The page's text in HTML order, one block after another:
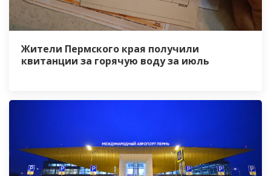
Жители Пермского края получили
квитанции за горячую воду за июль